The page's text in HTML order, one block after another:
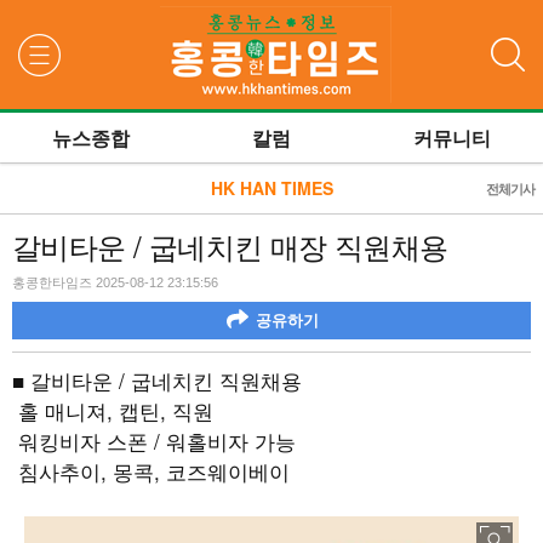
뉴스종합 칼럼 커뮤니티
HK HAN TIMES 전체기사
갈비타운 / 굽네치킨 매장 직원채용
홍콩한타임즈 2025-08-12 23:15:56
공유하기
■ 갈비타운 / 굽네치킨 직원채용
홀 매니져, 캡틴, 직원
워킹비자 스폰 / 워홀비자 가능
침사추이, 몽콕, 코즈웨이베이